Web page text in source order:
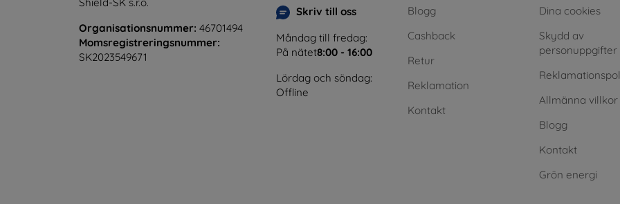
Organisationsnummer: 46701494
Momsregistreringsnummer:
SK2023549671
Skriv till oss
Måndag till fredag:
På nätet8:00 - 16:00
Lördag och söndag:
Offline
Blogg
Cashback
Retur
Reklamation
Kontakt
Dina cookies
Skydd av
personuppgifter
Allmänna villkor
Blogg
Kontakt
Grön energi